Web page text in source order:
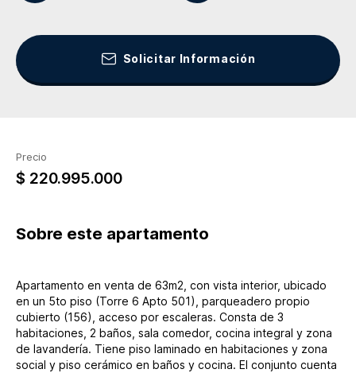
Solicitar Información
Precio
$ 220.995.000
Sobre este apartamento
Apartamento en venta de 63m2, con vista interior, ubicado
en un 5to piso (Torre 6 Apto 501), parqueadero propio
cubierto (156), acceso por escaleras. Consta de 3
habitaciones, 2 baños, sala comedor, cocina integral y zona
de lavandería. Tiene piso laminado en habitaciones y zona
social y piso cerámico en baños y cocina. El conjunto cuenta